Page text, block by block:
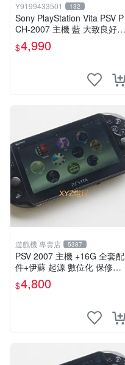
Y9199433501 132
Sony PlayStation Vita PSV P
CH-2007 主機 藍 大致良好
送絕版YAMATO保殼
$4,990
遊戲機 專賣店 5387
PSV 2007 主機 +16G 全套配
件+伊蘇 起源 數位化 保修一
年 品質有保障
$4,800